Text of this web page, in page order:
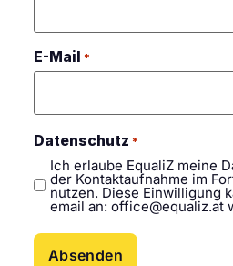
E-Mail *
Datenschutz *
Ich erlaube EqualiZ meine
der Kontaktaufnahme im
nutzen. Diese Einwilligung
email an: office@equaliz.at